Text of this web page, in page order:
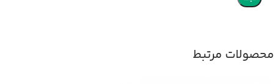
محصولات مرتبط